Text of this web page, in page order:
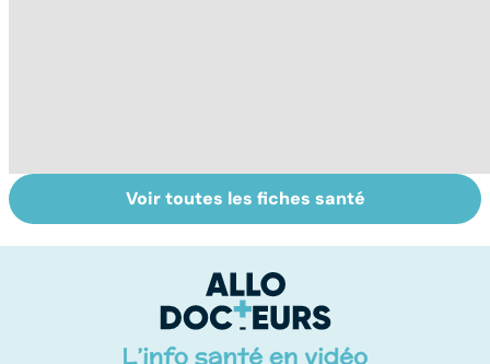
Tout savoir sur
les infections
Inflammation des
amygdales : que
d'angine ?
Voir toutes les fiches santé